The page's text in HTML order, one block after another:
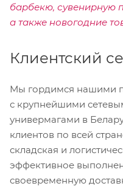
барбекю, сувенирную
а также новогодние
Клиентский
Мы гордимся нашими
с крупнейшими
универмагами в
клиентов по всей
складская и
эффективное
своевременную